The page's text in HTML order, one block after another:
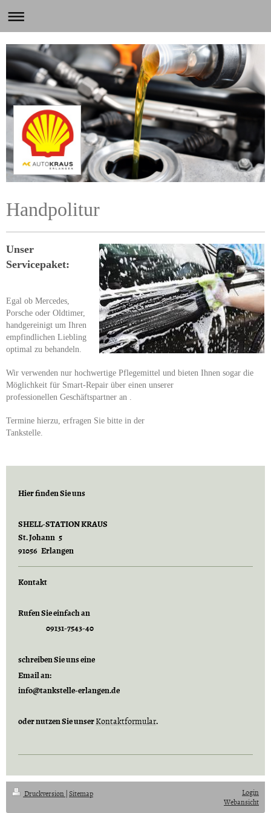
Handpolitur
Unser
Servicepaket:
Egal ob Mercedes,
Porsche oder Oldtimer,
handgereinigt um Ihren
empfindlichen Liebling
optimal zu behandeln.
Wir verwenden nur hochwertige Pflegemittel und bieten Ihnen sogar die
Möglichkeit für Smart-Repair über einen unserer
professionellen Geschäftspartner an .
Termine hierzu, erfragen Sie bitte in der
Tankstelle.
Hier finden Sie uns
SHELL-STATION KRAUS
St. Johann 5
91056 Erlangen
Kontakt
Rufen Sie einfach an
09131-7543-40
schreiben Sie uns eine
Email an:
info@tankstelle-erlangen.de
oder nutzen Sie unserKontaktformular.
Druckversion Sitemap
Login
Webansicht